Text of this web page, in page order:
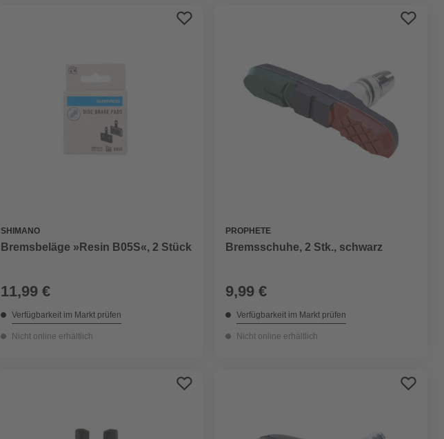
SHIMANO
Bremsbeläge »Resin B05S«, 2 Stück
11,99 €
Verfügbarkeit im Markt prüfen
Nicht online erhältlich
PROPHETE
Bremsschuhe, 2 Stk., schwarz
9,99 €
Verfügbarkeit im Markt prüfen
Nicht online erhältlich